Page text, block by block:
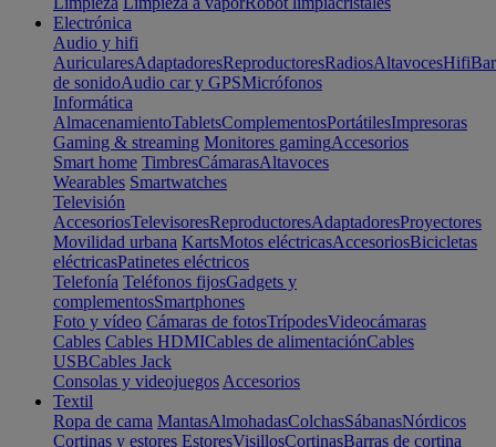
Electrónica
Audio y hifi
AuricularesAdaptadoresReproductoresRadiosAltavocesHifi
de sonidoAudio car y GPSMicrófonos
Informática
AlmacenamientoTabletsComplementosPortátilesImpresoras
Gaming & streaming Monitores gamingAccesorios
Smart home TimbresCámarasAltavoces
Wearables Smartwatches
Televisión
AccesoriosTelevisoresReproductoresAdaptadoresProyectores
Movilidad urbana KartsMotos eléctricasAccesoriosBicicletas
eléctricasPatinetes eléctricos
Telefonía Teléfonos fijosGadgets y
complementosSmartphones
Foto y vídeo Cámaras de fotosTrípodesVideocámaras
Cables Cables HDMICables de alimentaciónCables
USBCables Jack
Consolas y videojuegos Accesorios
Textil
Ropa de cama MantasAlmohadasColchasSábanasNórdicos
Cortinas y estores EstoresVisillosCortinasBarras de cortina